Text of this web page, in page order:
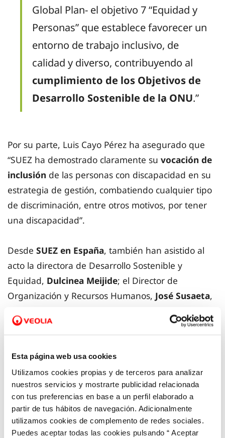
Esta página web usa cookies
Utilizamos cookies propias y de terceros para analizar
nuestros servicios y mostrarte publicidad relacionada
con tus preferencias en base a un perfil elaborado a
partir de tus hábitos de navegación. Adicionalmente
utilizamos cookies de complemento de redes sociales.
Puedes aceptar todas las cookies pulsando “ Aceptar
Global Plan- el objetivo 7 “Equidad y
Personas” que establece favorecer un
entorno de trabajo inclusivo, de
calidad y diverso, contribuyendo al
cumplimiento de los Objetivos de
Desarrollo Sostenible de la ONU.”
Por su parte, Luis Cayo Pérez ha asegurado que
“SUEZ ha demostrado claramente su vocación de
inclusión de las personas con discapacidad en su
estrategia de gestión, combatiendo cualquier tipo
de discriminación, entre otros motivos, por tener
una discapacidad”.
Desde SUEZ en España, también han asistido al
acto la directora de Desarrollo Sostenible y
Equidad, Dulcinea Meijide; el Director de
Organización y Recursos Humanos, José Susaeta,
de equidad y recursos humanos y, desde
Antonio Martín y la Directora de Desarrollo
Corporativo,Azucena García.
Es destacable que el objetivo prioritario de las 37
sociedades del Grupo a las que alcanza el sello,
sea elcumplimiento de la cuota de reserva legal